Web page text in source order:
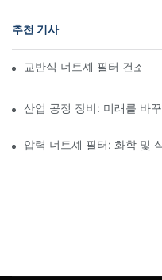
추천 기사
교반식 너트셰 필터 건조기
산업 공정 장비: 미래를 바
압력 너트셰 필터: 화학 및